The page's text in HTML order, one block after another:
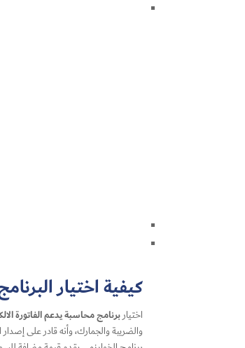
كيفية اختيار
اختياربرنامج محاسبة يدعم الفاتورة
والضريبة والجمارك، وأنه قادر على